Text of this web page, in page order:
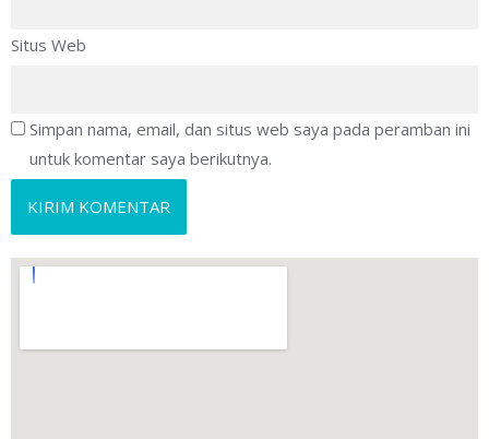
Situs Web
Simpan nama, email, dan situs web saya pada peramban ini
untuk komentar saya berikutnya.